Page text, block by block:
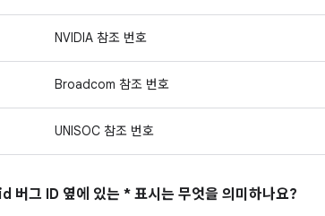
NVIDIA 참조 번호
Broadcom 참조 번호
UNISOC 참조 번호
버그 ID 옆에 있는 * 표시는 무엇을 의미하나요?